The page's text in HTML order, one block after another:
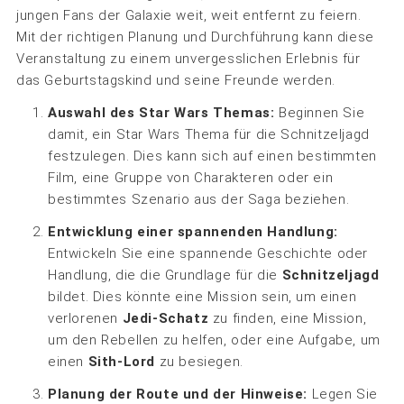
jungen Fans der Galaxie weit, weit entfernt zu feiern.
Mit der richtigen Planung und Durchführung kann diese
Veranstaltung zu einem unvergesslichen Erlebnis für
das Geburtstagskind und seine Freunde werden.
Auswahl des Star Wars Themas: Beginnen Sie
damit, ein Star Wars Thema für die Schnitzeljagd
festzulegen. Dies kann sich auf einen bestimmten
Film, eine Gruppe von Charakteren oder ein
bestimmtes Szenario aus der Saga beziehen.
Entwicklung einer spannenden Handlung:
Entwickeln Sie eine spannende Geschichte oder
Handlung, die die Grundlage für die Schnitzeljagd
bildet. Dies könnte eine Mission sein, um einen
verlorenen Jedi-Schatz zu finden, eine Mission,
um den Rebellen zu helfen, oder eine Aufgabe, um
einen Sith-Lord zu besiegen.
Planung der Route und der Hinweise: Legen Sie